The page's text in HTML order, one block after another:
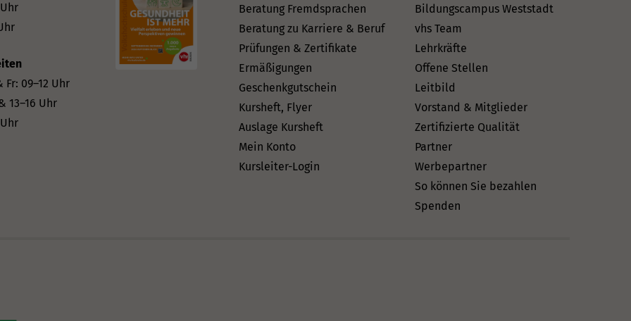
Fr: 09–12 Uhr
13–16 Uhr
Beratung Fremdsprachen
Beratung zu Karriere & Beruf
Prüfungen & Zertifikate
Ermäßigungen
Geschenkgutschein
Kursheft, Flyer
Auslage Kursheft
Mein Konto
Kursleiter-Login
Bildungscampus Weststadt
vhs Team
Lehrkräfte
Offene Stellen
Leitbild
Vorstand & Mitglieder
Zertifizierte Qualität
Partner
Werbepartner
So können Sie bezahlen
Spenden